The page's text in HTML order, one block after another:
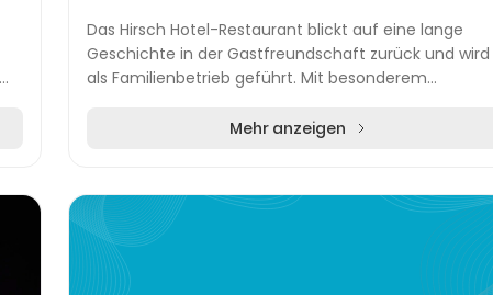
Das Hirsch Hotel-Restaurant blickt auf eine lange
Geschichte in der Gastfreundschaft zurück und wird
als Familienbetrieb geführt. Mit besonderem
Mehr anzeigen